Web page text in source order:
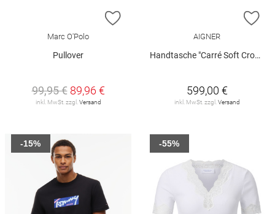
ZUR WUNSCHLISTE HINZUFÜGEN
Marc O'Polo
Pullover
99,95 € 89,96 €
inkl. MwSt. zzgl. Versand
AIGNER
Handtasche "Carré Soft Croco"
599,00 €
inkl. MwSt. zzgl. Versand
-15% -55%